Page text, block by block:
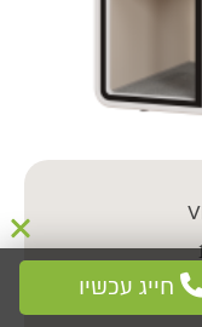
חייג עכשיו